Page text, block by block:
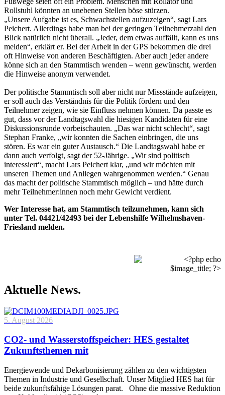
Rollstuhl könnten an unebenen Stellen böse stürzen.
„Unsere Aufgabe ist es, Schwachstellen aufzuzeigen“, sagt Lars
Peichert. Allerdings habe man bei der geringen Teilnehmerzahl den
Blick natürlich nicht überall. „Jeder, dem etwas auffällt, kann es uns
melden“, erklärt er. Bei der Arbeit in der GPS bekommen die drei
oft Hinweise von anderen Beschäftigten. Aber auch jeder andere
könne sich an den Stammtisch wenden – wenn gewünscht, werden
die Hinweise anonym verwendet.
Der politische Stammtisch soll aber nicht nur Missstände aufzeigen,
er soll auch das Verständnis für die Politik fördern und den
Teilnehmer zeigen, wie sie Einfluss nehmen können. Da passte es
gut, dass vor der Landtagswahl die hiesigen Kandidaten für eine
Diskussionsrunde vorbeischauten. „Das war nicht schlecht“, sagt
Stephan Franke, „wir konnten die Sachen einbringen, die uns
stören. Es war ein guter Austausch.“ Die Landtagswahl habe er
dann auch verfolgt, sagt der 52-Jährige. „Wir sind politisch
interessiert“, macht Lars Peichert klar, „und wir möchten mit
unseren Themen und Anliegen wahrgenommen werden.“ Genau
das macht der politische Stammtisch möglich – und hätte durch
mehr Teilnehmer:innen noch mehr Gewicht verdient.
Wer Interesse hat, am Stammtisch teilzunehmen, kann sich
unter Tel. 04421/42493 bei der Lebenshilfe Wilhelmshaven-
Friesland melden.
Aktuelle News.
5. August 2026
CO2- und Wasserstoffspeicher: HES gestaltet
Zukunftsthemen mit
Energiewende und Dekarbonisierung zählen zu den wichtigsten
Themen in Industrie und Gesellschaft. Unser Mitglied HES hat für
beide zukunftsfähige Lösungen parat. Ohne die massive Reduktion